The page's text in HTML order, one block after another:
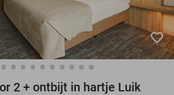
favorite_border
2 + ontbijt in hartje Luik